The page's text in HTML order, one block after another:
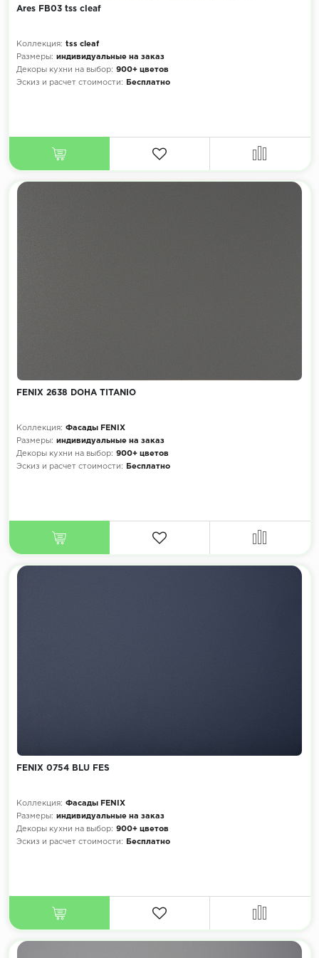
Ares FB03 tss cleaf
Коллекция: tss cleaf
Размеры: индивидуальные на заказ
Декоры кухни на выбор: 900+ цветов
Эскиз и расчет стоимости:
Бесплатно
FENIX 2638 DOHA TITANIO
Коллекция: Фасады FENIX
Размеры: индивидуальные на заказ
Декоры кухни на выбор: 900+ цветов
Эскиз и расчет стоимости:
Бесплатно
FENIX 0754 BLU FES
Коллекция: Фасады FENIX
Размеры: индивидуальные на заказ
Декоры кухни на выбор: 900+ цветов
Эскиз и расчет стоимости:
Бесплатно